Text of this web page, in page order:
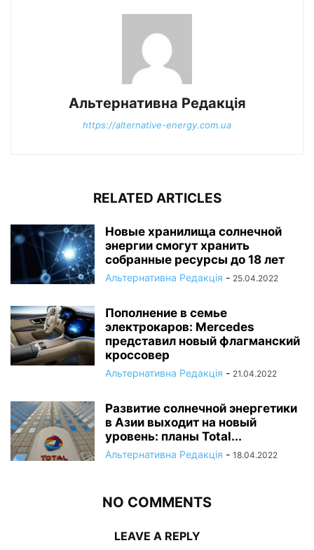
Альтернативна Редакція
https://alternative-energy.com.ua
RELATED ARTICLES
Новые хранилища солнечной
энергии смогут хранить
собранные ресурсы до 18 лет
Альтернативна Редакція - 25.04.2022
Пополнение в семье
электрокаров: Mercedes
представил новый флагманский
кроссовер
Альтернативна Редакція - 21.04.2022
Развитие солнечной энергетики
в Азии выходит на новый
уровень: планы Total...
Альтернативна Редакція - 18.04.2022
NO COMMENTS
LEAVE A REPLY